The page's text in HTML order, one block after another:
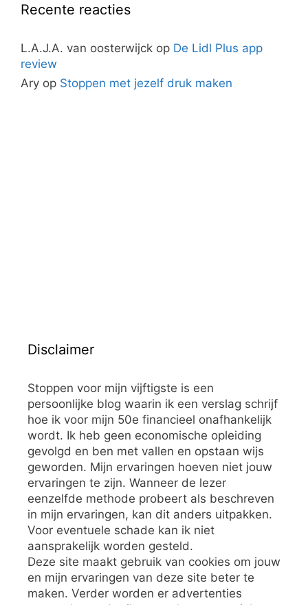
Recente reacties
L.A.J.A. van oosterwijck op De Lidl Plus app
review
Ary op Stoppen met jezelf druk maken
Disclaimer
Stoppen voor mijn vijftigste is een
persoonlijke blog waarin ik een verslag schrijf
hoe ik voor mijn 50e financieel onafhankelijk
wordt. Ik heb geen economische opleiding
gevolgd en ben met vallen en opstaan wijs
geworden. Mijn ervaringen hoeven niet jouw
ervaringen te zijn. Wanneer de lezer
eenzelfde methode probeert als beschreven
in mijn ervaringen, kan dit anders uitpakken.
Voor eventuele schade kan ik niet
aansprakelijk worden gesteld.
Deze site maakt gebruik van cookies om jouw
en mijn ervaringen van deze site beter te
maken. Verder worden er advertenties